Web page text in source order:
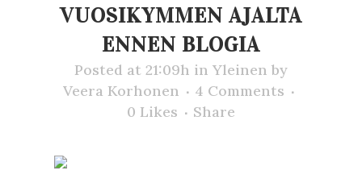
VUOSIKYMMEN AJALTA
ENNEN BLOGIA
Posted at 21:09h in Yleinen by
Veera Korhonen
4 Comments
0 Likes Share